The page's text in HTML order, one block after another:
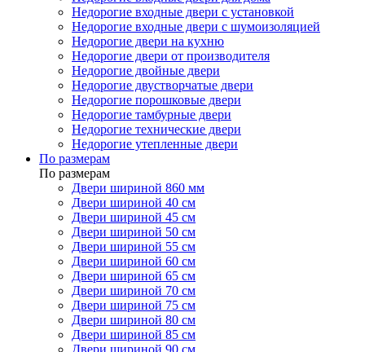
Недорогие входные двери с установкой
Недорогие входные двери с шумоизоляцией
Недорогие двери на кухню
Недорогие двери от производителя
Недорогие двойные двери
Недорогие двустворчатые двери
Недорогие порошковые двери
Недорогие тамбурные двери
Недорогие технические двери
Недорогие утепленные двери
По размерам
По размерам
Двери шириной 860 мм
Двери шириной 40 см
Двери шириной 45 см
Двери шириной 50 см
Двери шириной 55 см
Двери шириной 60 см
Двери шириной 65 см
Двери шириной 70 см
Двери шириной 75 см
Двери шириной 80 см
Двери шириной 85 см